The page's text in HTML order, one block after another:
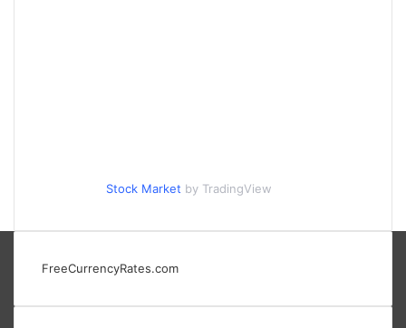
Stock Market by TradingView
FreeCurrencyRates.com